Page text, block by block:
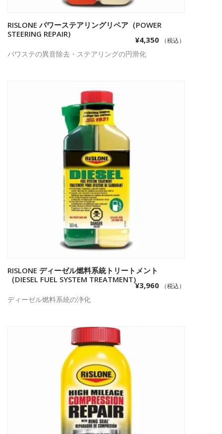
お買い物カゴに追加
RISLONE パワーステアリングリペア（POWER
STEERING REPAIR)
¥4,350 （税込）
パワステの異音除去・ステアリングの円滑化
お買い物カゴに追加
RISLONE ディーゼル燃料系統トリートメント
（DIESEL FUEL SYSTEM TREATMENT)
¥3,960 （税込）
ディーゼル燃料系統の浄化